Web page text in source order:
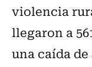
violencia
llegaron a
una caída de